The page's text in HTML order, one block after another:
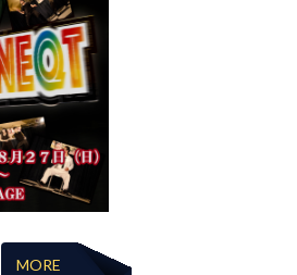
果！
MORE